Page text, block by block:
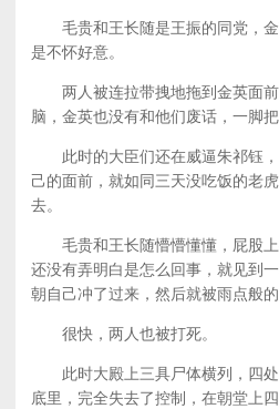
毛贵和王长随是王振的同党，金
是不怀好意。
两人被连拉带拽地拖到金英面前
脑，金英也没有和他们废话，一脚把
此时的大臣们还在威逼朱祁钰，
己的面前，就如同三天没吃饭的老
去。
毛贵和王长随懵懵懂懂，屁股上
还没有弄明白是怎么回事，就见到
朝自己冲了过来，然后就被雨点般的
很快，两人也被打死。
此时大殿上三具尸体横列，四处
底里，完全失去了控制，在朝堂上